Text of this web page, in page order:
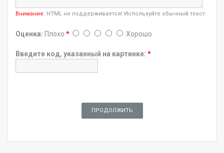
Внимание: HTML не поддерживается! Используйте обычный текст.
Оценка: Плохо * Хорошо
Введите код, указанный на картинке: *
ПРОДОЛЖИТЬ